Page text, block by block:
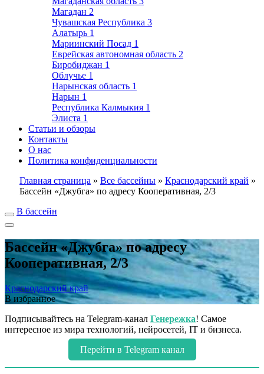
Магадан 2
Чувашская Республика 3
Алатырь 1
Мариинский Посад 1
Еврейская автономная область 2
Биробиджан 1
Облучье 1
Нарынская область 1
Нарын 1
Республика Калмыкия 1
Элиста 1
Статьи и обзоры
Контакты
О нас
Политика конфиденциальности
Главная страница » Все бассейны » Краснодарский край »
Бассейн «Джубга» по адресу Кооперативная, 2/3
В бассейн
Бассейн «Джубга» по адресу
Кооперативная, 2/3
Краснодарский край
В избранное
Подписывайтесь на Telegram-канал Генережка! Самое
интересное из мира технологий, нейросетей, IT и бизнеса.
Перейти в Telegram канал